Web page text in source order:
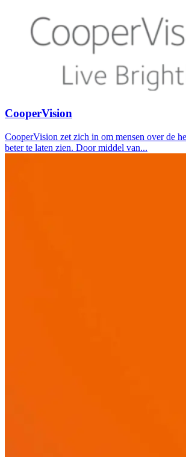
CooperVision
CooperVision zet zich in om mensen over de
beter te laten zien. Door middel van...